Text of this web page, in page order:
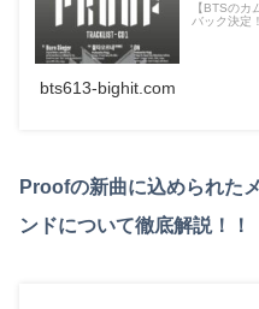
【BTSの
バック決定
bts613-bighit.com
Proofの新曲に込められた
ンドについて徹底解説！！